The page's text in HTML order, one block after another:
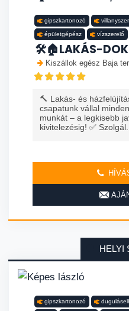
gipszkartonozó
épületgépész vízszerelő
🛠️🏠LAKÁS-
Kiszállok egész Baja
🔨 Lakás- és
csapatunk vállal
munkát – a legkisebb
kivitelezésig! ✅ Szolgál...
HELYI
gipszkartonozó